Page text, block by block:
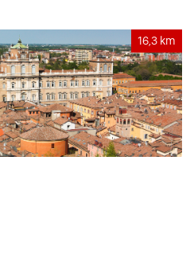
16,3 km